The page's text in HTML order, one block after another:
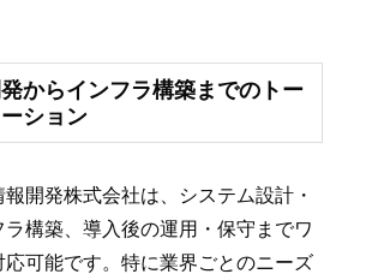
からインフラ構築までのトー
ション
開発株式会社は、システム設計・
ラ構築、導入後の運用・保守までワ
応可能です。特に業界ごとのニーズ